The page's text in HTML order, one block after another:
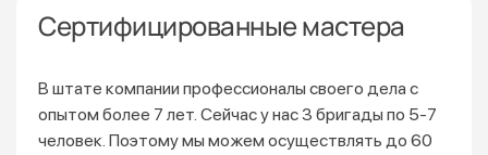
Сертифицированные мастера
В штате компании профессионалы своего дела с
опытом более 7 лет. Сейчас у нас 3 бригады по 5-7
человек. Поэтому мы можем осуществлять до 60